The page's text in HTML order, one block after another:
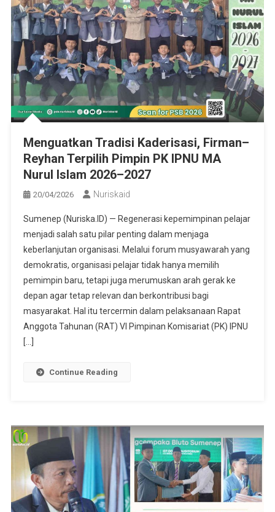
Menguatkan Tradisi Kaderisasi, Firman–
Reyhan Terpilih Pimpin PK IPNU MA
Nurul Islam 2026–2027
20/04/2026 Nuriskaid
Sumenep (Nuriska.ID) — Regenerasi kepemimpinan pelajar
menjadi salah satu pilar penting dalam menjaga
keberlanjutan organisasi. Melalui forum musyawarah yang
demokratis, organisasi pelajar tidak hanya memilih
pemimpin baru, tetapi juga merumuskan arah gerak ke
depan agar tetap relevan dan berkontribusi bagi
masyarakat. Hal itu tercermin dalam pelaksanaan Rapat
Anggota Tahunan (RAT) VI Pimpinan Komisariat (PK) IPNU
[…]
Continue Reading